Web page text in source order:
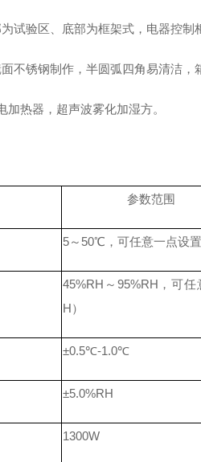
试验区、底部为框架式，电器控
不锈钢制作，半圆弧四角易清洁，
加热器 ， 超声波雾化加湿方。
参数范围
5～ 50℃，可任意一点设
45%RH ～ 95%RH ，可
H）
±0.5℃-1.0℃
±5.0%RH
1300W